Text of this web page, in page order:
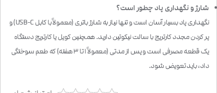
شارژ و نگهداری پاد چطور است؟
نگهداری پاد بسیار آسان است و تنها نیاز به شارژ باتری (معمولاً با کابل USB-C) و
پر کردن مجدد کارتریج با سالت نیکوتین دارید. همچنین کویل یا کارتریج دستگاه
یک قطعه مصرفی است و پس از مدتی (معمولاً ۱ تا ۳ هفته) که طعم سوختگی
داد، باید تعویض شود.